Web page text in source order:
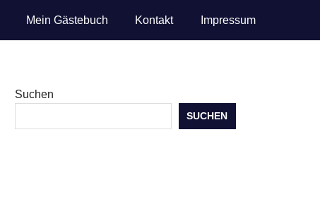
Mein Gästebuch Kontakt Impressum
Suchen
SUCHEN